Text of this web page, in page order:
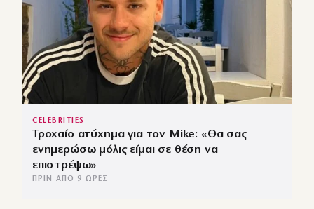
CELEBRITIES
Τροχαίο ατύχημα για τον Mike: «Θα σας
ενημερώσω μόλις είμαι σε θέση να
επιστρέψω»
ΠΡΙΝ ΑΠΌ 9 ΏΡΕΣ